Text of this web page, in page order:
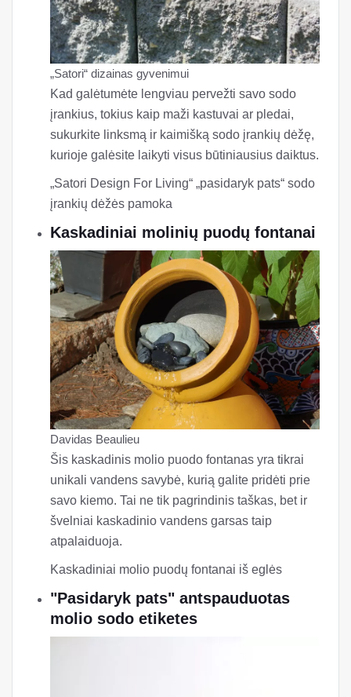
„Satori“ dizainas gyvenimui
Kad galėtumėte lengviau pervežti savo sodo
įrankius, tokius kaip maži kastuvai ar pledai,
sukurkite linksmą ir kaimišką sodo įrankių dėžę,
kurioje galėsite laikyti visus būtiniausius daiktus.
„Satori Design For Living“ „pasidaryk pats“ sodo
įrankių dėžės pamoka
Kaskadiniai molinių puodų fontanai
Davidas Beaulieu
Šis kaskadinis molio puodo fontanas yra tikrai
unikali vandens savybė, kurią galite pridėti prie
savo kiemo. Tai ne tik pagrindinis taškas, bet ir
švelniai kaskadinio vandens garsas taip
atpalaiduoja.
Kaskadiniai molio puodų fontanai iš eglės
"Pasidaryk pats" antspauduotas
molio sodo etiketes